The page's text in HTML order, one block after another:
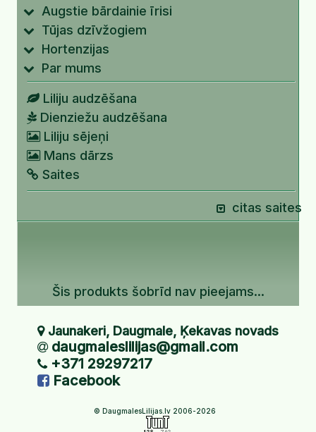
Augstie bārdainie īrisi
Tūjas dzīvžogiem
Hortenzijas
Par mums
Liliju audzēšana
Dienziežu audzēšana
Liliju sējeņi
Mans dārzs
Saites
citas saites
Šis produkts šobrīd nav pieejams...
Jaunakeri, Daugmale, Ķekavas novads
daugmaleslilijas@gmail.com
+371 29297217
Facebook
© DaugmalesLilijas.lv 2006-2026